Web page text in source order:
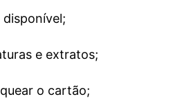
e extratos;
o cartão;